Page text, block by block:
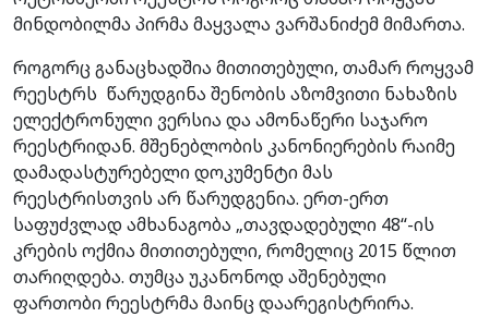
მინდობილმა პირმა მაყვალა ვარშანიძემ მიმართა.
როგორც განაცხადშია მითითებული, თამარ როყვამ
რეესტრს წარუდგინა შენობის აზომვითი ნახაზის
ელექტრონული ვერსია და ამონაწერი საჯარო
რეესტრიდან. მშენებლობის კანონიერების რაიმე
დამადასტურებელი დოკუმენტი მას
რეესტრისთვის არ წარუდგენია. ერთ-ერთ
საფუძვლად ამხანაგობა „თავდადებული 48“-ის
კრების ოქმია მითითებული, რომელიც 2015 წლით
თარიღდება. თუმცა უკანონოდ აშენებული
ფართობი რეესტრმა მაინც დაარეგისტრირა.